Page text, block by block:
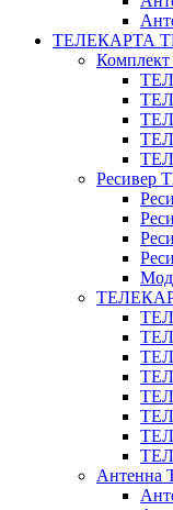
ТЕЛЕКАРТА
Ресивер